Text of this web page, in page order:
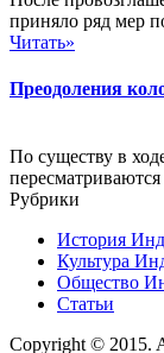
приняло ряд мер
Читать»
Преодоления
По существу в
Рубрики
История
Культура
Общество
Статьи
Copyright © 2015.